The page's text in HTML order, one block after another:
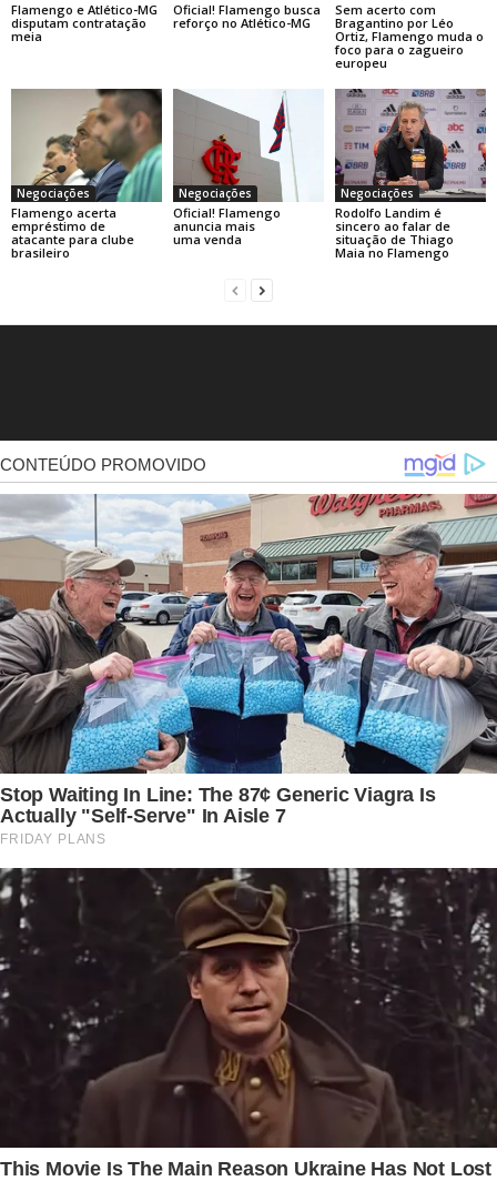
Flamengo e Atlético-MG
disputam contratação
meia
Oficial! Flamengo busca
reforço no Atlético-MG
Sem acerto com
Bragantino por Léo
Ortiz, Flamengo muda o
foco para o zagueiro
europeu
Negociações
Flamengo acerta
empréstimo de
atacante para clube
brasileiro
Negociações
Oficial! Flamengo
anuncia mais
uma venda
Negociações
Rodolfo Landim é
sincero ao falar de
situação de Thiago
Maia no Flamengo